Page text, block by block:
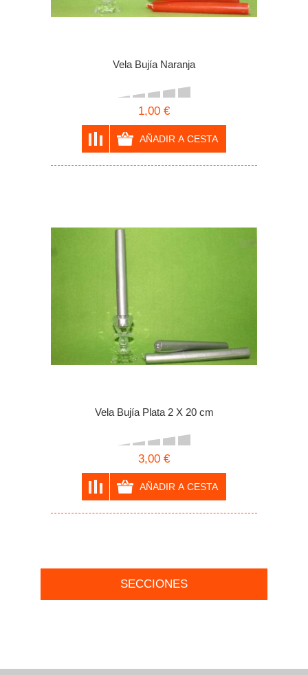
Vela Bujía Naranja
1,00 €
Vela Bujía Plata 2 X 20 cm
3,00 €
SECCIONES